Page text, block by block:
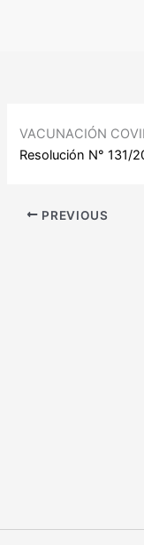
VACUNACIÓN
Resolución N° 131/
PREVIOUS